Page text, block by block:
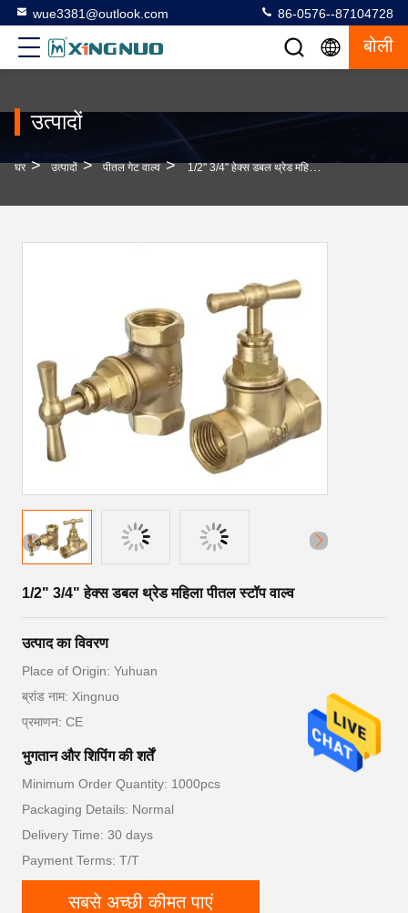
wue3381@outlook.com 86-0576--87104728
बोली
उत्पादों
घर > उत्पादों > पीतल गेट वाल्व > 1/2" 3/4" हेक्स डबल थ्रेड महिला पीतल स्टॉप वाल्व
1/2" 3/4" हेक्स डबल थ्रेड महिला पीतल स्टॉप वाल्व
उत्पाद का विवरण
Place of Origin: Yuhuan
ब्रांड नाम: Xingnuo
प्रमाणन: CE
भुगतान और शिपिंग की शर्तें
Minimum Order Quantity: 1000pcs
Packaging Details: Normal
Delivery Time: 30 days
Payment Terms: T/T
सबसे अच्छी कीमत पाएं